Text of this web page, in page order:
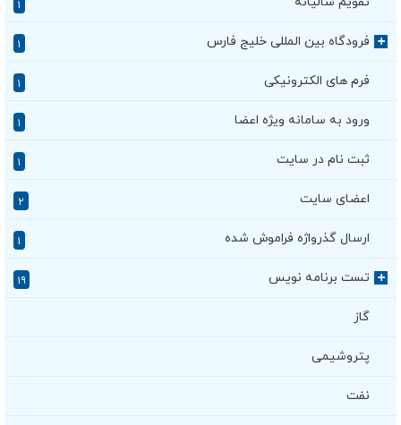
+ فرودگاه بین المللی خلیج فارس
فرم های الکترونیکی
ورود به سامانه ویژه اعضا
ثبت نام در سایت
اعضای سایت ۲
ارسال گذرواژه فراموش شده
+ تست برنامه نویس ۱۹
گاز
پتروشیمی
نفت